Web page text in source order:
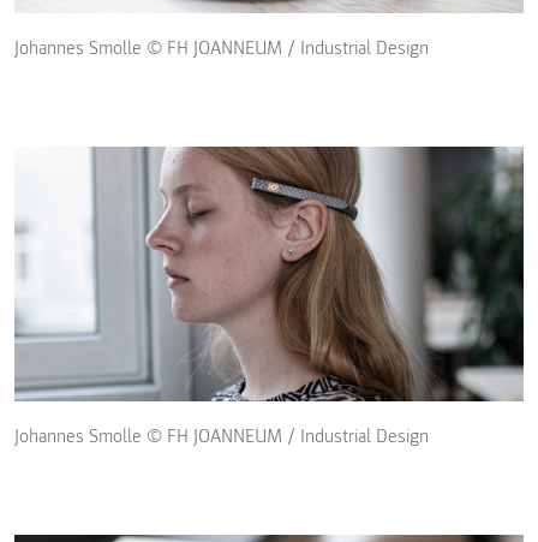
Johannes Smolle © FH JOANNEUM / Industrial Design
Johannes Smolle © FH JOANNEUM / Industrial Design